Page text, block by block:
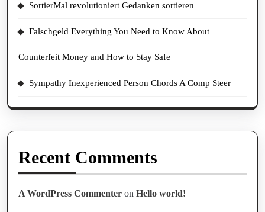
SortierMal revolutioniert Gedanken sortieren
Falschgeld Everything You Need to Know About
Counterfeit Money and How to Stay Safe
Sympathy Inexperienced Person Chords A Comp Steer
Recent Comments
A WordPress Commenter on Hello world!